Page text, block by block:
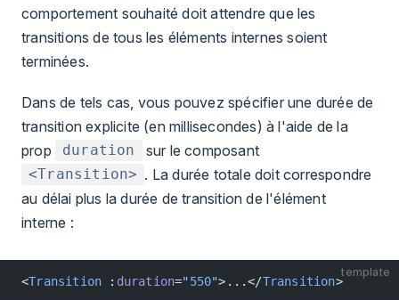
comportement souhaité doit attendre que les
transitions de tous les éléments internes soient
terminées.
Dans de tels cas, vous pouvez spécifier une durée de
transition explicite (en millisecondes) à l'aide de la
prop
duration sur le composant
<Transition> . La durée totale doit correspondre
au délai plus la durée de transition de l'élément
interne :
template
<Transition : duration="550">...</Transition>